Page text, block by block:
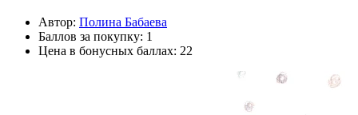
Автор: Полина Бабаева
Баллов за покупку: 1
Цена в бонусных баллах: 22